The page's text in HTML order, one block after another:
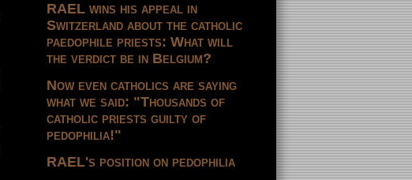
RAEL wins his appeal in
Switzerland about the catholic
paedophile priests: What will
the verdict be in Belgium?
Now even catholics are saying
what we said: "Thousands of
catholic priests guilty of
pedophilia!"
RAEL's position on pedophilia